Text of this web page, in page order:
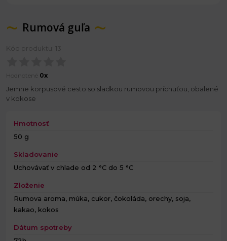
Rumová guľa
Kód produktu: 13
Hodnotené 0x
Jemne korpusové cesto so sladkou rumovou príchuťou, obalené
v kokose
Hmotnosť
50 g
Skladovanie
Uchovávať v chlade od 2 °C do 5 °C
Zloženie
Rumova aroma, múka, cukor, čokoláda, orechy, soja,
kakao, kokos
Dátum spotreby